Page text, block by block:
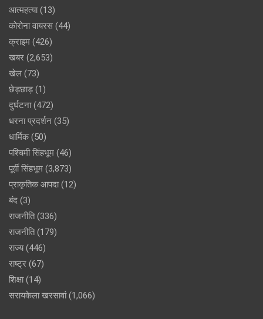
आत्महत्या(13)
कोरोना वायरस (44)
क्राइम (426)
खबर (2,653)
खेल (73)
छेड़छाड़(1)
दुर्घटना(472)
धरना प्रदर्शन (35)
धार्मिक(50)
पश्चिमी सिंहभूम (46)
पूर्वी सिंहभूम (3,873)
प्राकृतिक आपदा(12)
बंद (3)
राजनीति(336)
राजनीति(179)
राज्य(446)
राष्ट्र (67)
शिक्षा(14)
सरायकेला खरसावां(1,066)